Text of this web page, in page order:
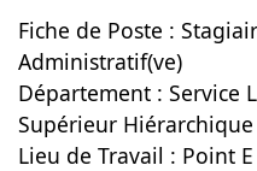
Fiche de Poste :
Administratif(ve)
Département : Service
Supérieur
Lieu de Travail : Point E